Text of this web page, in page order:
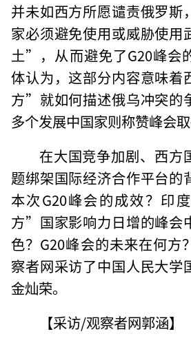
并未如西方所愿谴责俄罗
家必须避免使用或威胁使用
土”，从而避免了G20峰会
体认为，这部分内容意味
方”就如何描述俄乌冲突的
多个发展中国家则称赞峰会
在大国竞争加剧、西方
题绑架国际经济合作平台的
本次G20峰会的成效？印
方”国家影响力日增的峰会
色？G20峰会的未来在何方
察者网采访了中国人民大学
金灿荣。
【采访/观察者网郭涵】